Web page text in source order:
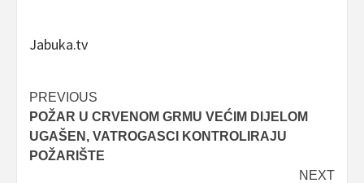
Jabuka.tv
Post
navigation
PREVIOUS
POŽAR U CRVENOM GRMU VEĆIM DIJELOM
UGAŠEN, VATROGASCI KONTROLIRAJU
POŽARIŠTE
NEXT